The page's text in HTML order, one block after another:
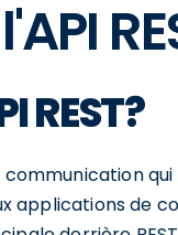
REST?
communication
applications de